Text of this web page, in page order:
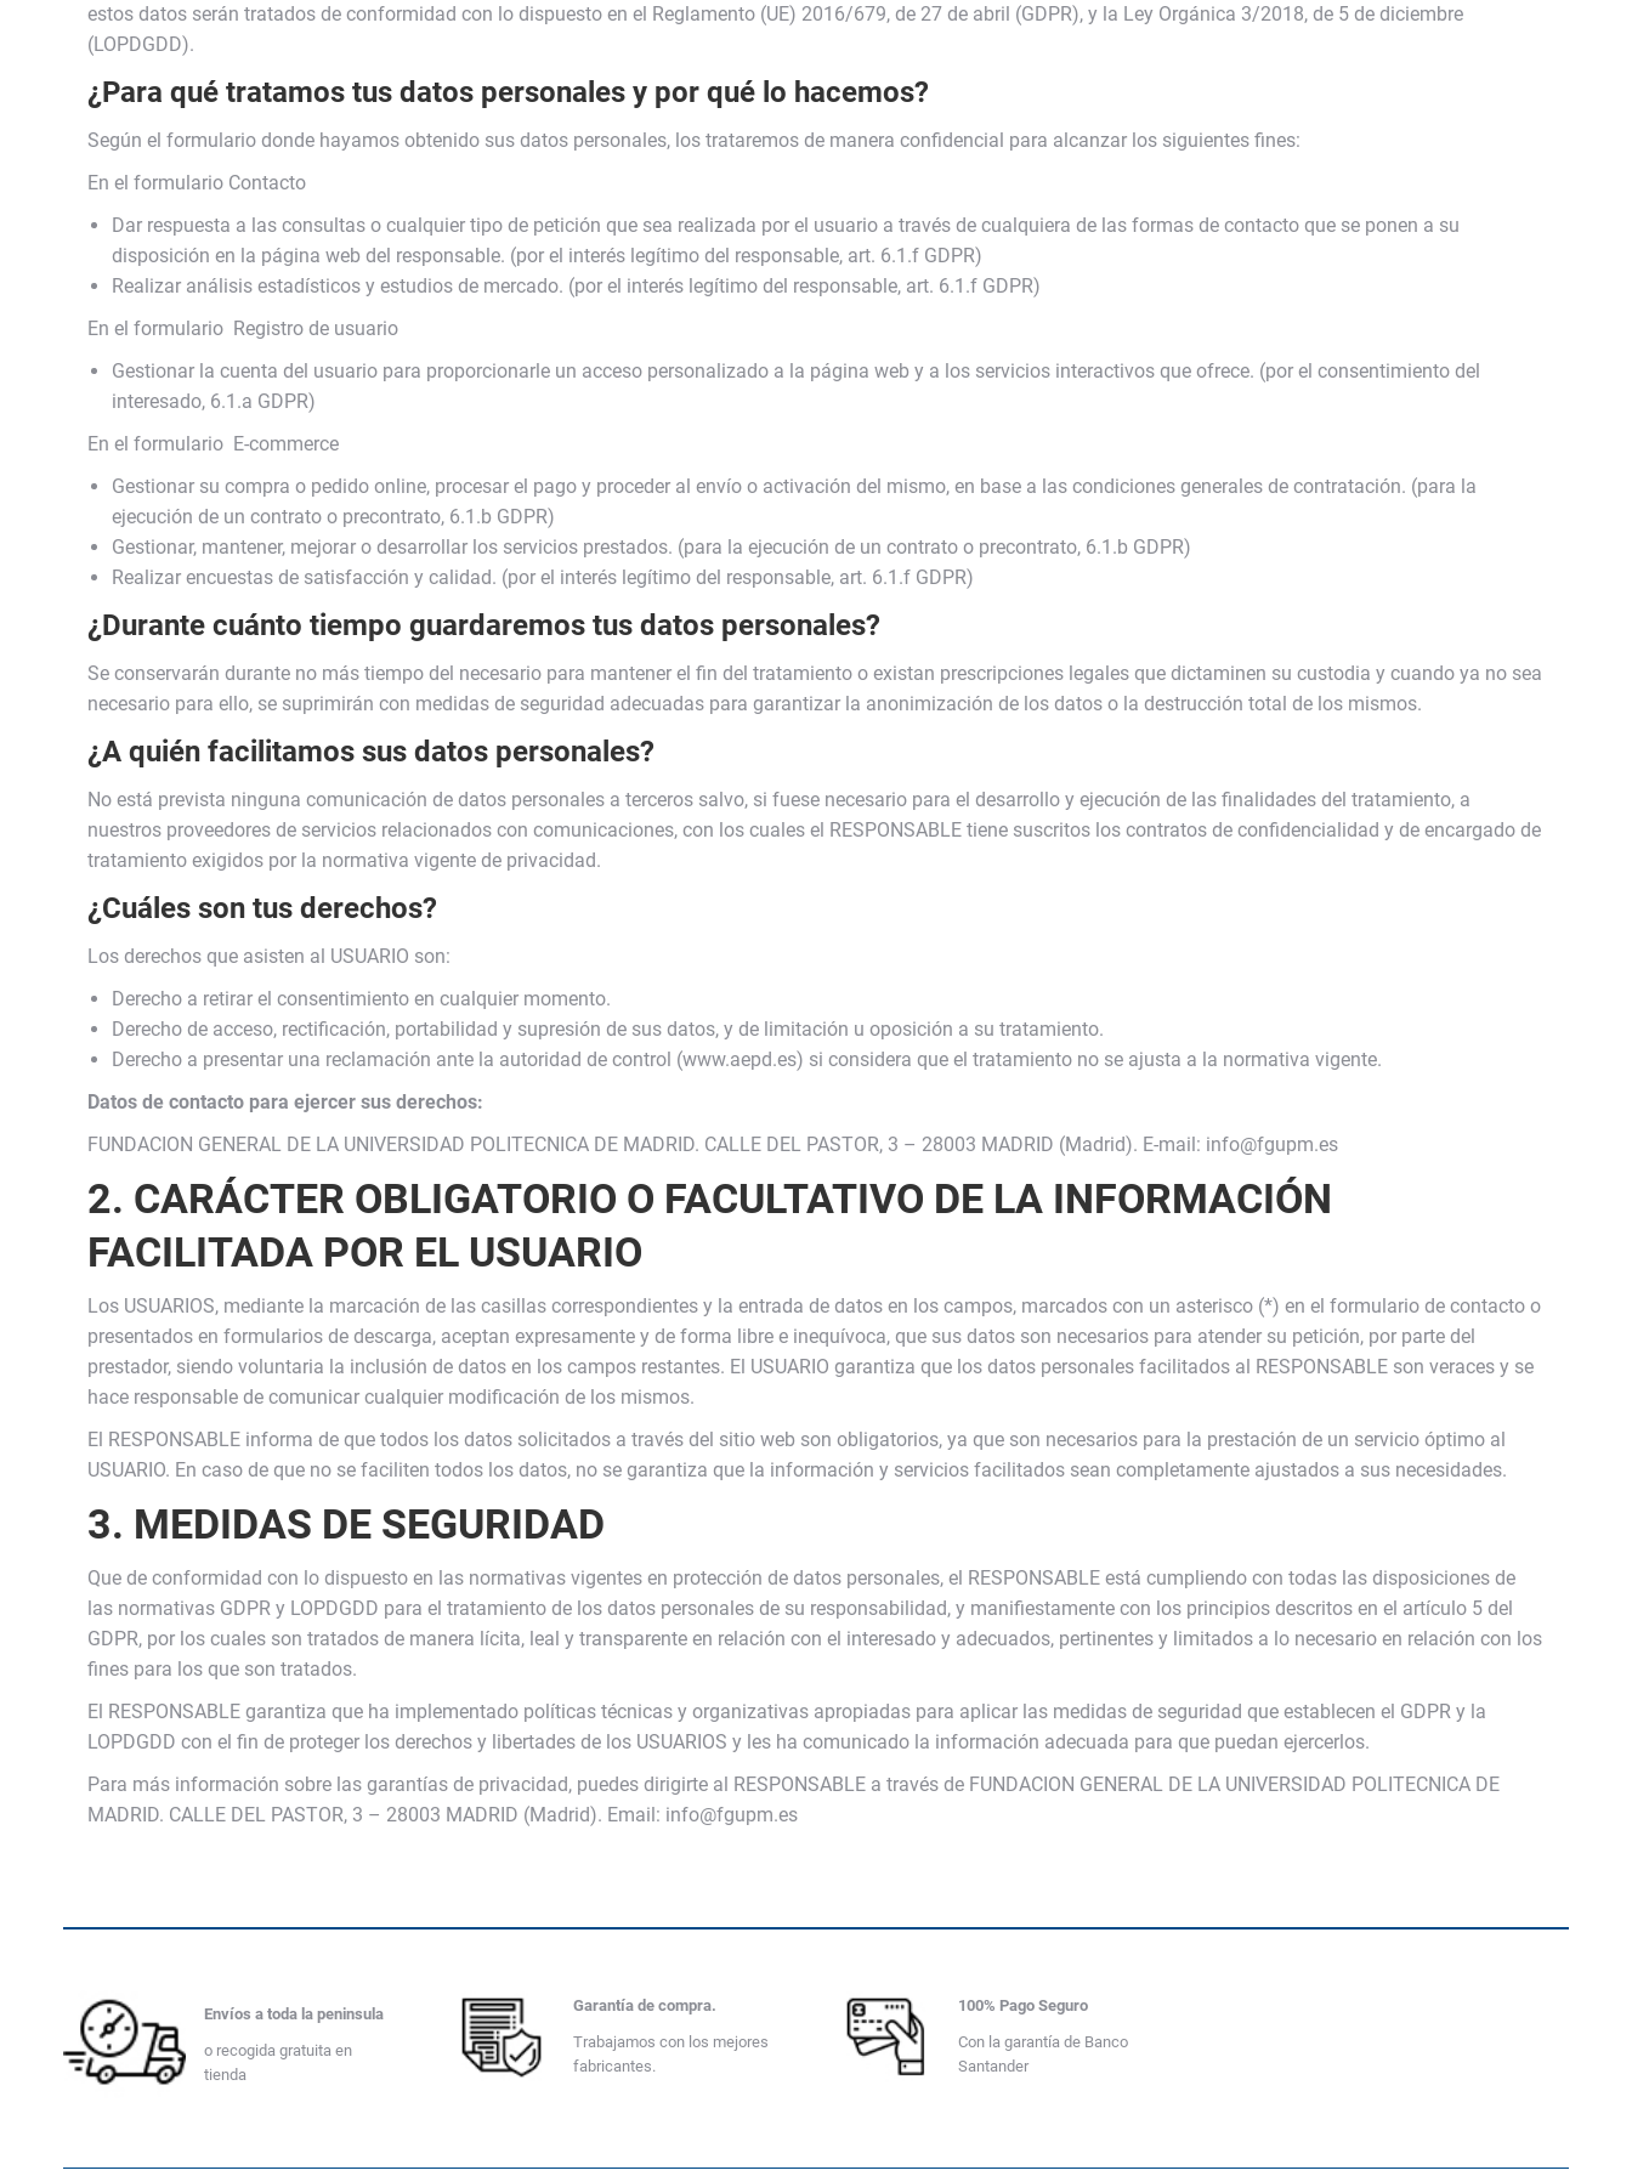
estos datos serán tratados de conformidad con lo dispuesto en el Reglamento (UE) 2016/679, de 27 de abril (GDPR), y la Ley Orgánica 3/2018, de 5 de diciembre
(LOPDGDD).
¿Para qué tratamos tus datos personales y por qué lo hacemos?
Según el formulario donde hayamos obtenido sus datos personales, los trataremos de manera confidencial para alcanzar los siguientes fines:
En el formulario Contacto
Dar respuesta a las consultas o cualquier tipo de petición que sea realizada por el usuario a través de cualquiera de las formas de contacto que se ponen a su
disposición en la página web del responsable. (por el interés legítimo del responsable, art. 6.1.f GDPR)
Realizar análisis estadísticos y estudios de mercado. (por el interés legítimo del responsable, art. 6.1.f GDPR)
En el formulario Registro de usuario
Gestionar la cuenta del usuario para proporcionarle un acceso personalizado a la página web y a los servicios interactivos que ofrece. (por el consentimiento del
interesado, 6.1.a GDPR)
En el formulario E-commerce
Gestionar su compra o pedido online, procesar el pago y proceder al envío o activación del mismo, en base a las condiciones generales de contratación. (para la
ejecución de un contrato o precontrato, 6.1.b GDPR)
Gestionar, mantener, mejorar o desarrollar los servicios prestados. (para la ejecución de un contrato o precontrato, 6.1.b GDPR)
Realizar encuestas de satisfacción y calidad. (por el interés legítimo del responsable, art. 6.1.f GDPR)
¿Durante cuánto tiempo guardaremos tus datos personales?
Se conservarán durante no más tiempo del necesario para mantener el fin del tratamiento o existan prescripciones legales que dictaminen su custodia y cuando ya no sea
necesario para ello, se suprimirán con medidas de seguridad adecuadas para garantizar la anonimización de los datos o la destrucción total de los mismos.
¿A quién facilitamos sus datos personales?
No está prevista ninguna comunicación de datos personales a terceros salvo, si fuese necesario para el desarrollo y ejecución de las finalidades del tratamiento, a
nuestros proveedores de servicios relacionados con comunicaciones, con los cuales el RESPONSABLE tiene suscritos los contratos de confidencialidad y de encargado de
tratamiento exigidos por la normativa vigente de privacidad.
¿Cuáles son tus derechos?
Los derechos que asisten al USUARIO son:
Derecho a retirar el consentimiento en cualquier momento.
Derecho de acceso, rectificación, portabilidad y supresión de sus datos, y de limitación u oposición a su tratamiento.
Derecho a presentar una reclamación ante la autoridad de control (www.aepd.es) si considera que el tratamiento no se ajusta a la normativa vigente.
Datos de contacto para ejercer sus derechos:
FUNDACION GENERAL DE LA UNIVERSIDAD POLITECNICA DE MADRID. CALLE DEL PASTOR, 3 – 28003 MADRID (Madrid). E-mail: info@fgupm.es
2. CARÁCTER OBLIGATORIO O FACULTATIVO DE LA INFORMACIÓN
FACILITADA POR EL USUARIO
Los USUARIOS, mediante la marcación de las casillas correspondientes y la entrada de datos en los campos, marcados con un asterisco (*) en el formulario de contacto o
presentados en formularios de descarga, aceptan expresamente y de forma libre e inequívoca, que sus datos son necesarios para atender su petición, por parte del
prestador, siendo voluntaria la inclusión de datos en los campos restantes. El USUARIO garantiza que los datos personales facilitados al RESPONSABLE son veraces y se
hace responsable de comunicar cualquier modificación de los mismos.
El RESPONSABLE informa de que todos los datos solicitados a través del sitio web son obligatorios, ya que son necesarios para la prestación de un servicio óptimo al
USUARIO. En caso de que no se faciliten todos los datos, no se garantiza que la información y servicios facilitados sean completamente ajustados a sus necesidades.
3. MEDIDAS DE SEGURIDAD
Que de conformidad con lo dispuesto en las normativas vigentes en protección de datos personales, el RESPONSABLE está cumpliendo con todas las disposiciones de
las normativas GDPR y LOPDGDD para el tratamiento de los datos personales de su responsabilidad, y manifiestamente con los principios descritos en el artículo 5 del
GDPR, por los cuales son tratados de manera lícita, leal y transparente en relación con el interesado y adecuados, pertinentes y limitados a lo necesario en relación con los
fines para los que son tratados.
El RESPONSABLE garantiza que ha implementado políticas técnicas y organizativas apropiadas para aplicar las medidas de seguridad que establecen el GDPR y la
LOPDGDD con el fin de proteger los derechos y libertades de los USUARIOS y les ha comunicado la información adecuada para que puedan ejercerlos.
Para más información sobre las garantías de privacidad, puedes dirigirte al RESPONSABLE a través de FUNDACION GENERAL DE LA UNIVERSIDAD POLITECNICA DE
MADRID. CALLE DEL PASTOR, 3 – 28003 MADRID (Madrid). Email: info@fgupm.es
Envíos a toda la peninsula
o recogida gratuita en
tienda
Garantía de compra.
Trabajamos con los mejores
fabricantes.
100% Pago Seguro
Con la garantía de Banco
Santander